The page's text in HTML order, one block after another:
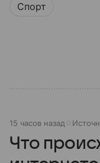
Спорт
15 часов назад
Что